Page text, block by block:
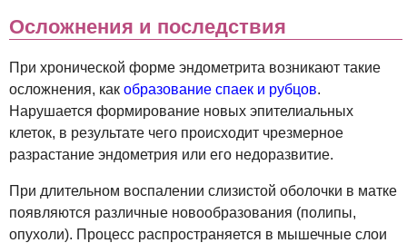
Осложнения и последствия
При хронической форме эндометрита возникают такие
осложнения, как образование спаек и рубцов.
Нарушается формирование новых эпителиальных
клеток, в результате чего происходит чрезмерное
разрастание эндометрия или его недоразвитие.
При длительном воспалении слизистой оболочки в матке
появляются различные новообразования (полипы,
опухоли). Процесс распространяется в мышечные слои